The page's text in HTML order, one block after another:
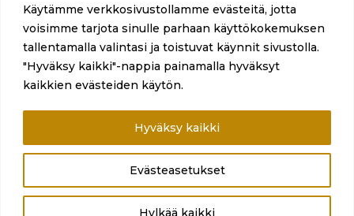
Käytämme verkkosivustollamme evästeitä, jotta
voisimme tarjota sinulle parhaan käyttökokemuksen
tallentamalla valintasi ja toistuvat käynnit sivustolla.
"Hyväksy kaikki"-nappia painamalla hyväksyt
kaikkien evästeiden käytön.
Evästeasetukset
Hylkää kaikki
Hyväksy kaikki
Palvelut
Referenssit
Yritys